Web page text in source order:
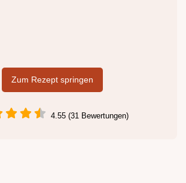
Zum Rezept springen
4.55 (31 Bewertungen)